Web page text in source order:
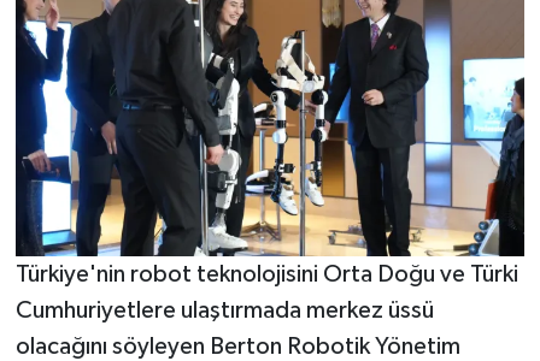
Türkiye'nin robot teknolojisini Orta Doğu ve Türki
Cumhuriyetlere ulaştırmada merkez üssü
olacağını söyleyen Berton Robotik Yönetim